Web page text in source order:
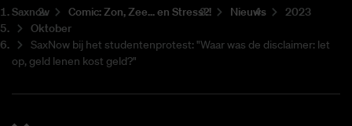
Saxnow Co­mic: Zon, Zee... en Stress?! Nieuws
2023
Oktober
SaxNow bij het studentenprotest: "Waar was de disclaimer: let
op, geld lenen kost geld?"